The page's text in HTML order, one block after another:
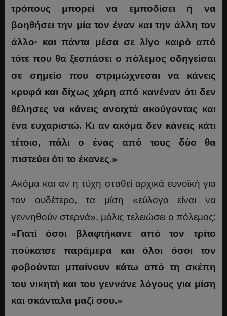
τρόπους μπορεί να εμποδίσει ή να
βοηθήσει την μία τον έναν και την άλλη τον
άλλο· και πάντα μέσα σε λίγο καιρό από
τότε που θα ξεσπάσει ο πόλεμος οδηγείσαι
σε σημείο που στριμώχνεσαι να κάνεις
κρυφά και δίχως χάρη από κανέναν ότι δεν
θέλησες να κάνεις ανοιχτά ακούγοντας και
ένα ευχαριστώ. Κι αν ακόμα δεν κάνεις κάτι
τέτοιο, πάλι ο ένας από τους δύο θα
πιστεύει ότι το έκανες.»
Ακόμα και αν η τύχη σταθεί αρχικά ευνοϊκή για
τον ουδέτερο, τα μίση «εύλογο είναι να
γεννηθούν στερνά», μόλις τελειώσει ο πόλεμος:
«Γιατί όσοι βλαφτήκανε από τον τρίτο
πούκατσε παράμερα και όλοι όσοι τον
φοβούνται μπαίνουν κάτω από τη σκέπη
του νικητή και του γεννάνε λόγους για μίση
και σκάνταλα μαζί σου.»